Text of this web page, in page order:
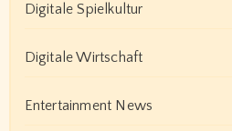
Digitale Spielkultur
Digitale Wirtschaft
Entertainment News